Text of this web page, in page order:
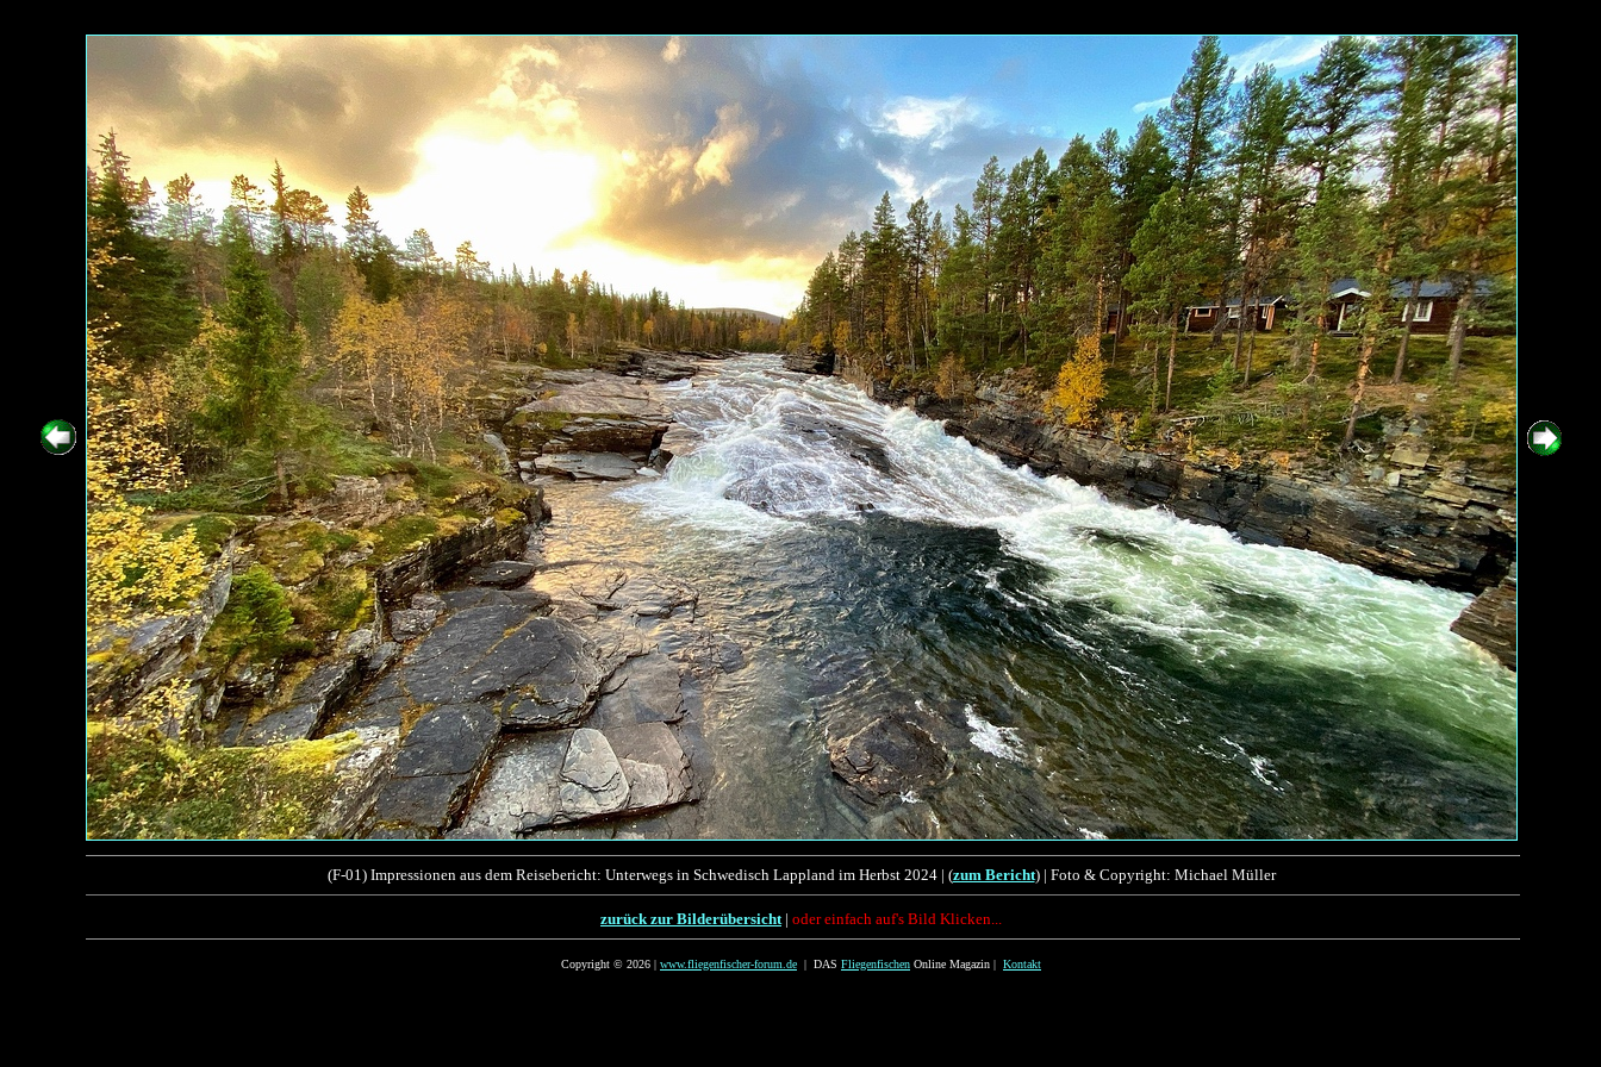
(F-01) Impressionen aus dem Reisebericht: Unterwegs in Schwedisch Lappland im Herbst 2024 | (zum Bericht) | Foto & Copyright: Michael Müller
zurück zur Bilderübersicht| oder einfach auf's Bild Klicken...
Copyright © 2026 | www.fliegenfischer-forum.de | DAS Fliegenfischen Online Magazin | Kontakt